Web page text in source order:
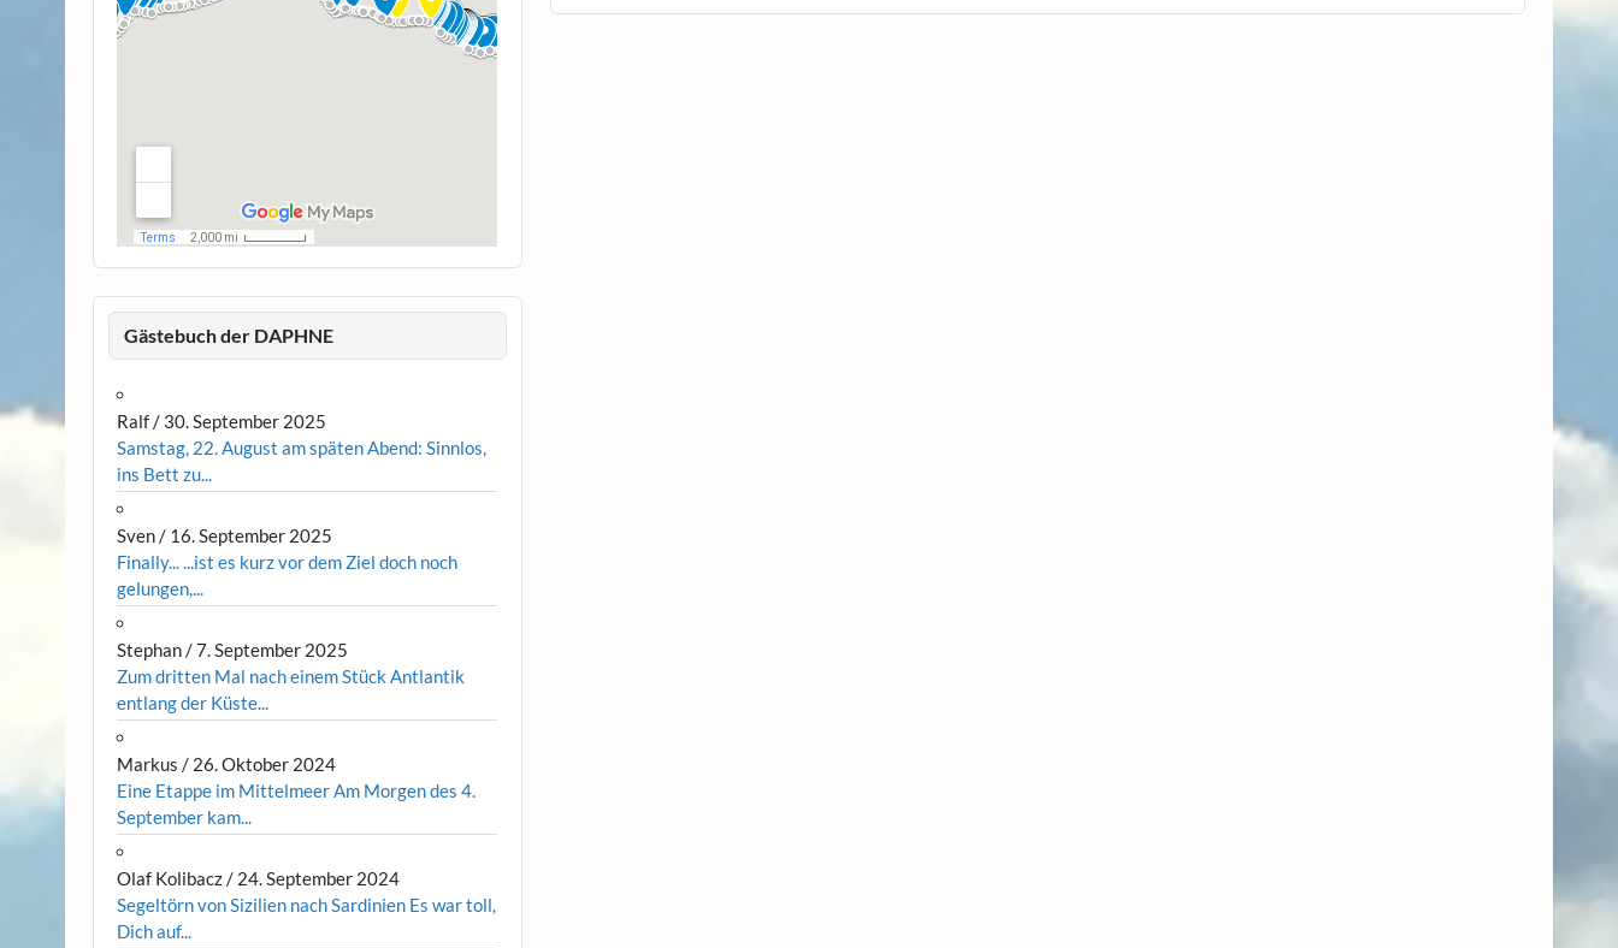
Gästebuch der DAPHNE
Ralf/ 30. September 2025
Samstag, 22. August am späten Abend: Sinnlos,
ins Bett zu...
Sven/ 16. September 2025
Finally... ...ist es kurz vor dem Ziel doch noch
gelungen,...
Stephan/7. September 2025
Zum dritten Mal nach einem Stück Antlantik
entlang der Küste...
Markus / 26. Oktober 2024
Eine Etappe im Mittelmeer Am Morgen des 4.
September kam...
Olaf Kolibacz/ 24. September 2024
Segeltörn von Sizilien nach Sardinien Es war toll,
Dich auf...